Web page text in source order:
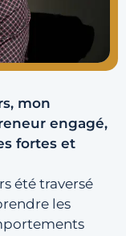
mon
engagé,
fortes et
été traversé
les